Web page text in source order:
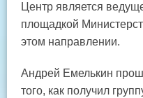
Центр является
площадкой
этом направлении.
Андрей Емелькин
того, как получил